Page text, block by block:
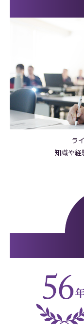
ラ
知識や経